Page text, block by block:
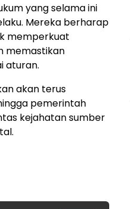
yang selama ini
Mereka berharap
memperkuat
memastikan
aturan.
akan terus
pemerintah
kejahatan sumber